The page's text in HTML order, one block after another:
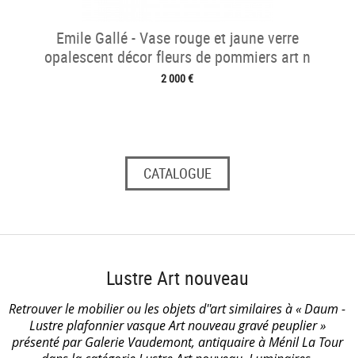
Emile Gallé - Vase rouge et jaune verre
opalescent décor fleurs de pommiers art n
2 000 €
CATALOGUE
Lustre Art nouveau
Retrouver le mobilier ou les objets d''art similaires à « Daum -
Lustre plafonnier vasque Art nouveau gravé peuplier »
présenté par Galerie Vaudemont, antiquaire à Ménil La Tour